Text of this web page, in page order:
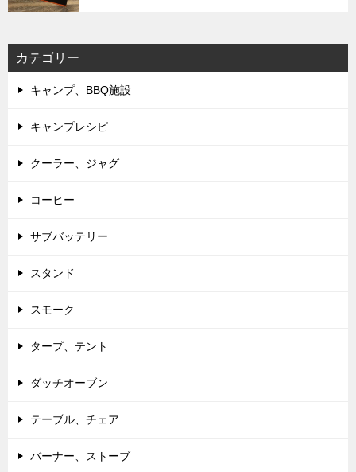
カテゴリー
キャンプ、BBQ施設
キャンプレシピ
クーラー、ジャグ
コーヒー
サブバッテリー
スタンド
スモーク
タープ、テント
ダッチオーブン
テーブル、チェア
バーナー、ストーブ